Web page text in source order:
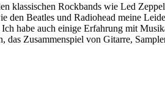
klassischen Rockbands wie Led
den Beatles und Radiohead meine
habe auch einige Erfahrung mit
das Zusammenspiel von Gitarre,